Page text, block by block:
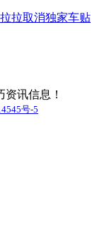
拉取消独家车贴
讯信息！
号-5